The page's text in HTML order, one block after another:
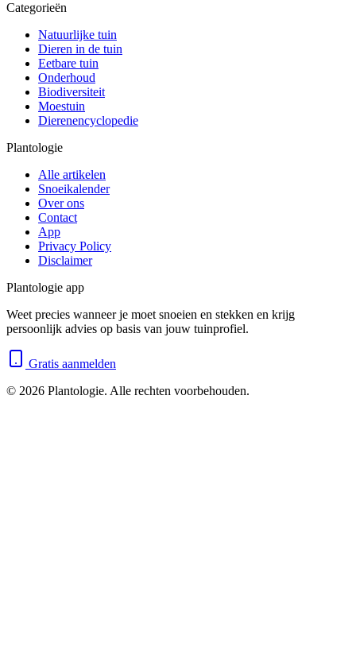
Categorieën
Natuurlijke tuin
Dieren in de tuin
Eetbare tuin
Onderhoud
Biodiversiteit
Moestuin
Dierenencyclopedie
Plantologie
Alle artikelen
Snoeikalender
Over ons
Contact
App
Privacy Policy
Disclaimer
Plantologie app
Weet precies wanneer je moet snoeien en stekken en krijg
persoonlijk advies op basis van jouw tuinprofiel.
Gratis aanmelden
© 2026 Plantologie. Alle rechten voorbehouden.